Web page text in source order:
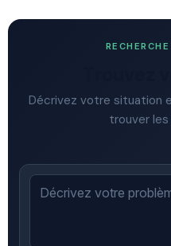
Décrivez votre situation
trouver